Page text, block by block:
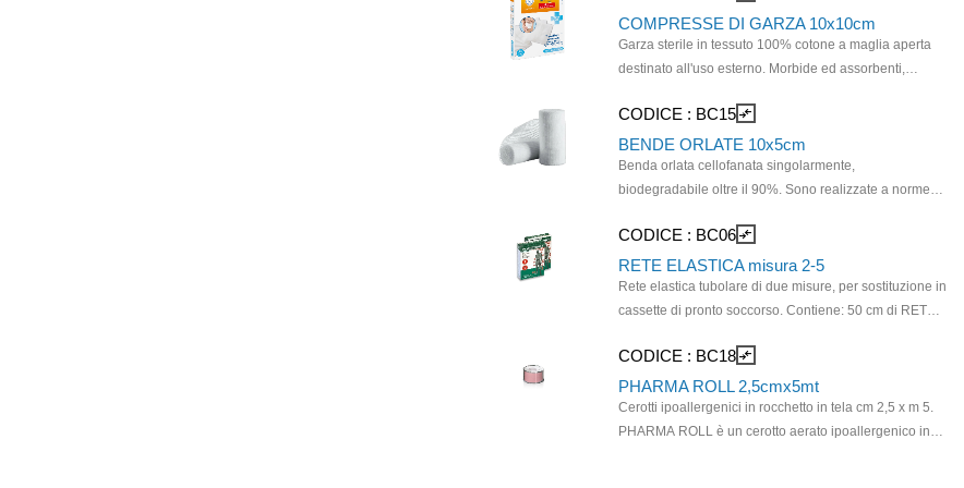
Pronto Soccorso di Enti, Unioni Volontarie di
Assistenza, Centri e Società Sportive, Palestre, Scuole,
Uffici.
Dimensioni garza: 18cm x 40cm.
COMPRESSE DI GARZA 10x10cm
Garza sterile in tessuto 100% cotone a maglia aperta
destinato all'uso esterno. Morbide ed assorbenti,
singolarmente in 4 buste da 25 pezzi. Dimensioni
garza: 10cm x 10cm.
CODICE : BC15 compare_arrows
BENDE ORLATE 10x5cm
Benda orlata cellofanata singolarmente,
biodegradabile oltre il 90%. Sono realizzate a norme
del tipo a 20 fili per cmq, composti da: 12 fili/cmq in
trama. La cellofanatura della singola benda garantisce
la massima igiene. Srotolare la benda e, dopo averne
tagliato la lunghezza desiderata, posizionare sulla
Adatto all'uso in Pronto Soccorso di Enti, Unioni
Volontarie di Assistenza, Centri e Società Sportive,
Palestre, Scuole, Uffici.
CODICE : BC06 compare_arrows
RETE ELASTICA misura 2-5
Rete elastica tubolare di due misure, per sostituzione in
cassette di pronto soccorso. Contiene: 50 cm di RETE
La rete elastica è composta pi pliammide al 73% e
gomma al 27%.
CODICE : BC18 compare_arrows
PHARMA ROLL 2,5cmx5mt
Cerotti ipoallergenici in rocchetto in tela cm 2,5 x m 5.
PHARMA ROLL è un cerotto aerato ipoallergenico in